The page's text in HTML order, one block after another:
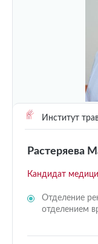
Институт
Растеряева
Кандидат
Отделение
отделением